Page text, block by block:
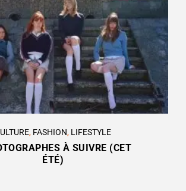
, FASHION, LIFESTYLE
À SUIVRE (CET
ÉTÉ)